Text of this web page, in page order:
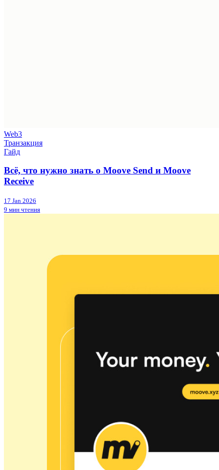
Web3
Транзакция
Гайд
Всё, что нужно знать о Moove Send и Moove
Receive
17 Jan 2026
9 мин чтения